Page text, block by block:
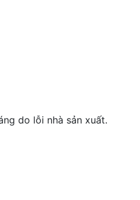
do lỗi nhà sản xuất.